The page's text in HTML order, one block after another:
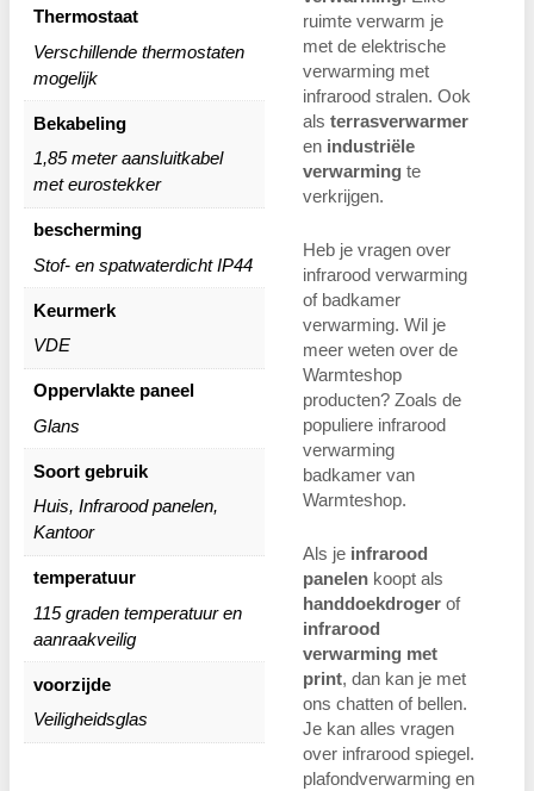
Thermostaat
Verschillende thermostaten
mogelijk
Bekabeling
1,85 meter aansluitkabel
met eurostekker
bescherming
Stof- en spatwaterdicht IP44
Keurmerk
VDE
Oppervlakte paneel
Glans
Soort gebruik
Huis, Infrarood panelen,
Kantoor
temperatuur
115 graden temperatuur en
aanraakveilig
voorzijde
Veiligheidsglas
ruimte verwarm je
met de elektrische
verwarming met
infrarood stralen. Ook
als terrasverwarmer
en industriële
verwarming te
verkrijgen.
Heb je vragen over
infrarood verwarming
of badkamer
verwarming. Wil je
meer weten over de
Warmteshop
producten? Zoals de
populiere infrarood
verwarming
badkamer van
Warmteshop.
Als je infrarood
panelen koopt als
handdoekdroger of
infrarood
verwarming met
print, dan kan je met
ons chatten of bellen.
Je kan alles vragen
over infrarood spiegel.
plafondverwarming en